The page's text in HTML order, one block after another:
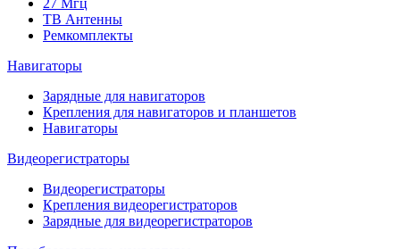
27 Мгц
ТВ Антенны
Ремкомплекты
Навигаторы
Зарядные для навигаторов
Крепления для навигаторов и планшетов
Навигаторы
Видеорегистраторы
Видеорегистраторы
Крепления видеорегистраторов
Зарядные для видеорегистраторов